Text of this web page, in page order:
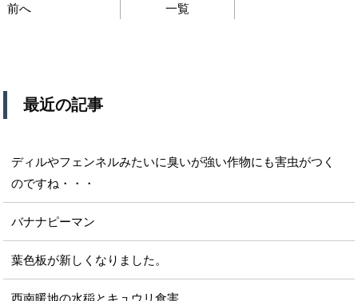
前へ 一覧
最近の記事
ディルやフェンネルみたいに臭いが強い作物にも害虫がつく
のですね・・・
バナナピーマン
葉色板が新しくなりました。